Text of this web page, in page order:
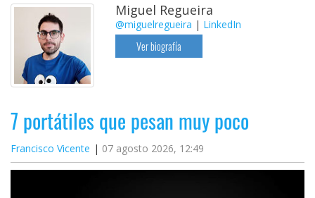
Miguel Regueira
@miguelregueira | LinkedIn
Ver biografía
7 portátiles que pesan muy poco
Francisco Vicente 07 agosto 2026, 12:49